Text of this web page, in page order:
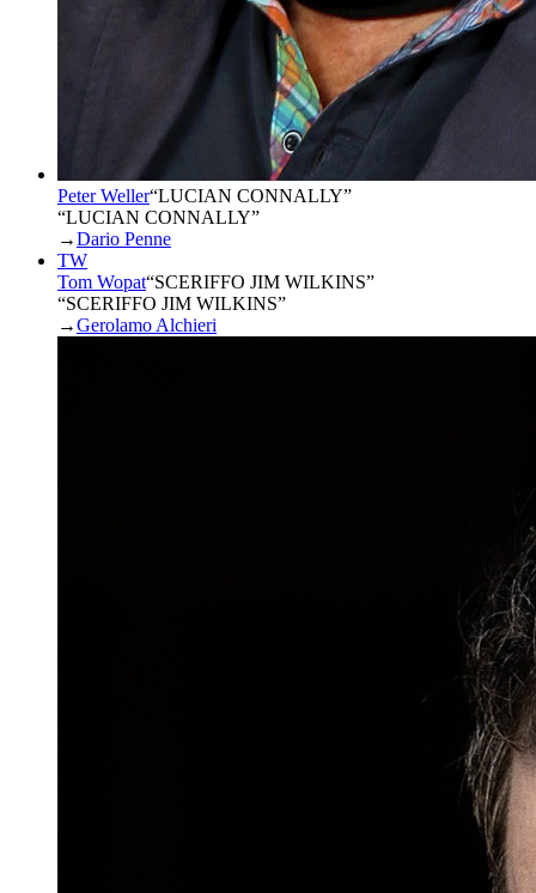
Peter Weller“LUCIAN CONNALLY”
“LUCIAN CONNALLY”
→Dario Penne
TW
Tom Wopat“SCERIFFO JIM WILKINS”
“SCERIFFO JIM WILKINS”
→Gerolamo Alchieri